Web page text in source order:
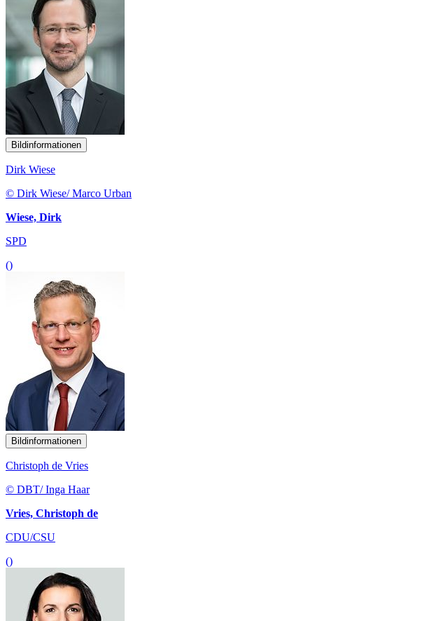
Bildinformationen
Dirk Wiese
© Dirk Wiese/ Marco Urban
Wiese, Dirk
SPD
()
Bildinformationen
Christoph de Vries
© DBT/ Inga Haar
Vries, Christoph de
CDU/CSU
()